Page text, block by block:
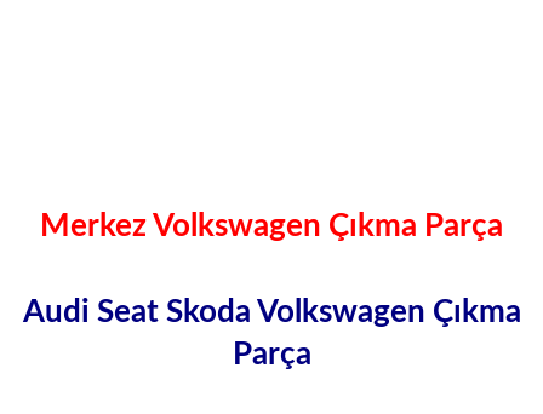
Merkez Volkswagen Çıkma Parça
Audi Seat Skoda Volkswagen Çıkma
Parça